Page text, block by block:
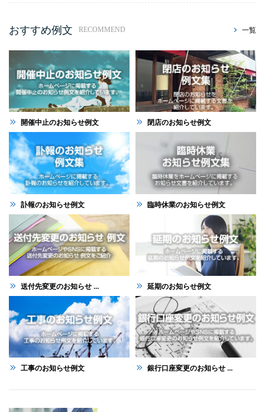
おすすめ例文 RECOMMEND 一覧
開催中止のお知らせ例文 閉店のお知らせ例文
訃報のお知らせ例文 臨時休業のお知らせ例文
送付先変更のお知らせ ... 延期のお知らせ例文
工事のお知らせ例文 銀行口座変更のお知らせ ...